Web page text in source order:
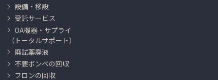
設備・移設
受託サービス
OA機器・サプライ
（トータルサポート）
廃試薬廃液
不要ボンベの回収
フロンの回収